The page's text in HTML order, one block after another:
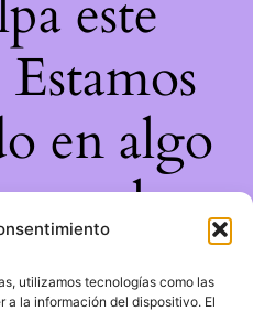
utilizamos tecnologías como las
la información del dispositivo. El
este
Estamos
en algo
¡vuelve